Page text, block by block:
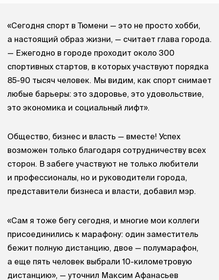
«Сегодня спорт в Тюмени — это не просто хобби,
а настоящий образ жизни, — считает глава города.
— Ежегодно в городе проходит около 300
спортивных стартов, в которых участвуют порядка
85-90 тысяч человек. Мы видим, как спорт снимает
любые барьеры: это здоровье, это удовольствие,
это экономика и социальный лифт».
Общество, бизнес и власть — вместе! Успех
возможен только благодаря сотрудничеству всех
сторон. В забеге участвуют не только любители
и профессионалы, но и руководители города,
представители бизнеса и власти, добавил мэр.
«Сам я тоже бегу сегодня, и многие мои коллеги
присоединились к марафону: один заместитель
бежит полную дистанцию, двое — полумарафон,
а еще пять человек выбрали 10-километровую
дистанцию», — уточнил Максим Афанасьев